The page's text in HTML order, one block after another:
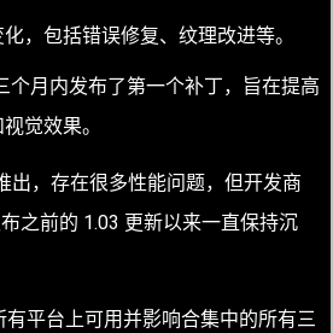
，包括错误修复、纹理改进等。
个月内发布了第一个补丁，旨在提高
觉效果。
出，存在很多性能问题，但开发商
之前的 1.03 更新以来一直保持沉
有平台上可用并影响合集中的所有三